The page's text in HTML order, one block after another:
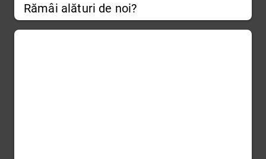
Rămâi alături de noi?